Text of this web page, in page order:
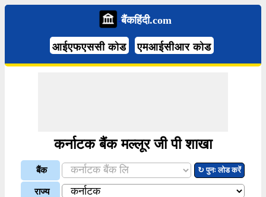
बैंकहिंदी.com
आईएफएससी कोड एमआईसीआर कोड
कर्नाटक बैंक मल्लूर जी पी शाखा
बैंक ↻ पुनः लोड करें
राज्य